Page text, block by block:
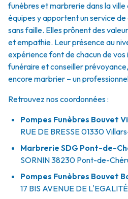
funèbres et marbrerie dans la
équipes y apportent un service
sans faille. Elles prônent des
et empathie. Leur présence au
expérience font de chacun de
funéraire et conseiller
encore marbrier – un
Retrouvez nos coordonnées :
Pompes Funèbres Bouvet
RUE DE BRESSE01330
Marbrerie SDG Pont-de-
SORNIN38230 Pont-de-
Pompes Funèbres Bouvet
17 BIS AVENUE DE L'EGALITÉ